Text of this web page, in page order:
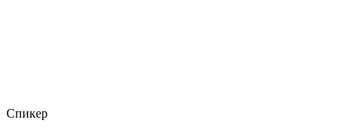
Спикер